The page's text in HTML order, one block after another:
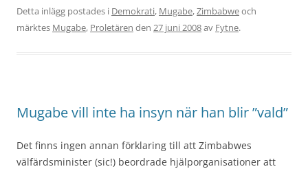
Detta inlägg postades i Demokrati, Mugabe,Zimbabweoch
märktes Mugabe, Proletären den 27 juni 2008av Fytne.
Mugabe vill inte ha insyn när han blir ”vald”
Det finns ingen annan förklaring till att Zimbabwes
välfärdsminister (sic!) beordrade hjälporganisationer att